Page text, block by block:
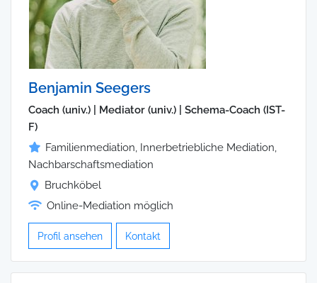
Benjamin Seegers
Coach (univ.) | Mediator (univ.) | Schema-Coach (IST-
F)
Familienmediation, Innerbetriebliche Mediation,
Nachbarschaftsmediation
Bruchköbel
Online-Mediation möglich
Profil ansehen Kontakt